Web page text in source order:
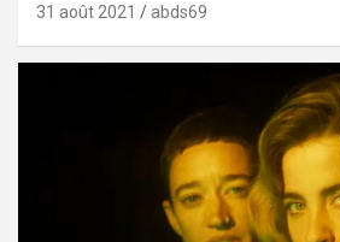
31 août 2021 abds69